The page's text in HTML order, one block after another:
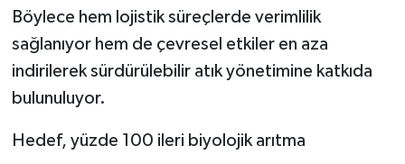
Böylece hem lojistik süreçlerde verimlilik
sağlanıyor hem de çevresel etkiler en aza
indirilerek sürdürülebilir atık yönetimine katkıda
bulunuluyor.
Hedef, yüzde 100 ileri biyolojik arıtma